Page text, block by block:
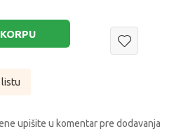
upišite u komentar pre dodavanja